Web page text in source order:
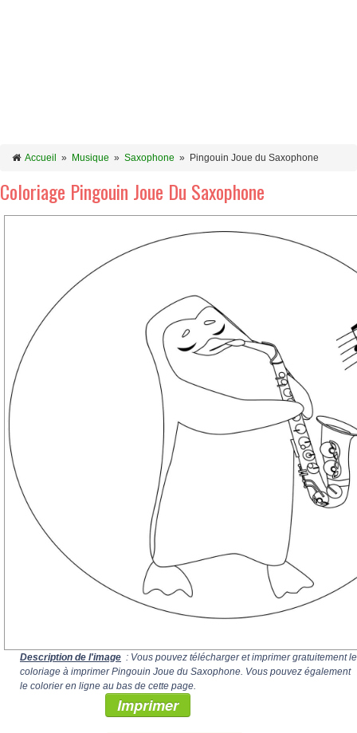
Accueil » Musique » Saxophone » Pingouin Joue du Saxophone
Coloriage Pingouin Joue Du Saxophone
Description de l'image : Vous pouvez télécharger et imprimer gratuitement le
coloriage à imprimer Pingouin Joue du Saxophone. Vous pouvez également
le colorier en ligne au bas de cette page.
Imprimer